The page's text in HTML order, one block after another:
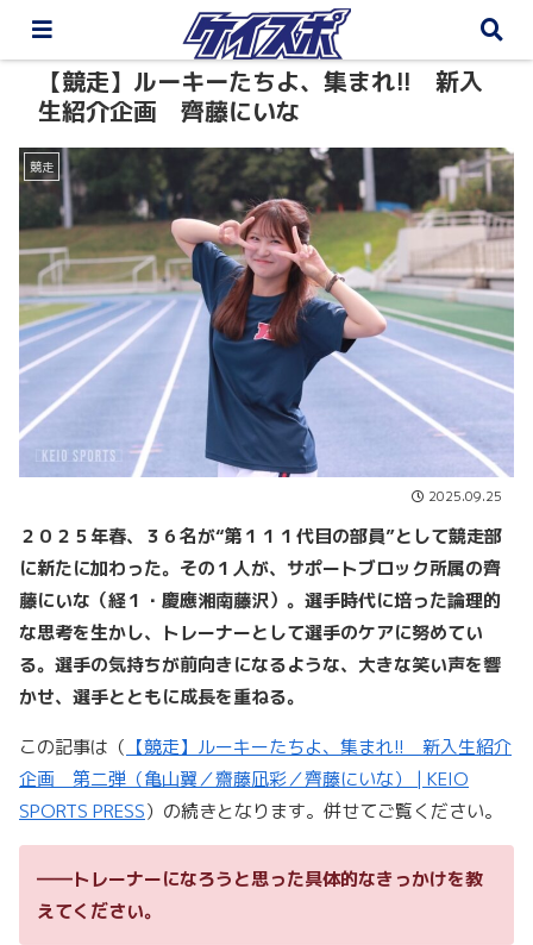
【競走】ルーキーたちよ、集まれ!! 新入
生紹介企画 齊藤にいな
競走
2025.09.25
２０２５年春、３６名が“第１１１代目の部員”として競走部
に新たに加わった。その１人が、サポートブロック所属の齊
藤にいな（経１・慶應湘南藤沢）。選手時代に培った論理的
な思考を生かし、トレーナーとして選手のケアに努めてい
る。選手の気持ちが前向きになるような、大きな笑い声を響
かせ、選手とともに成長を重ねる。
この記事は（ 【競走】ルーキーたちよ、集まれ!! 新入生紹介
企画 第二弾（亀山翼／齋藤凪彩／齊藤にいな） | KEIO
SPORTS PRESS）の続きとなります。併せてご覧ください。
――トレーナーになろうと思った具体的なきっかけを教
えてください。